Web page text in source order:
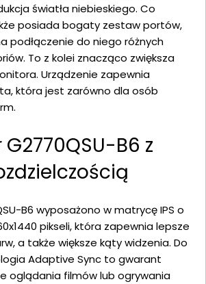
światła niebieskiego. Co
posiada bogaty zestaw portów,
podłączenie do niego różnych
To z kolei znacząco zwiększa
Urządzenie zapewnia
która jest zarówno dla osób
B6 z
B6 wyposażono w matrycę IPS o
pikseli, która zapewnia lepsze
a także większe kąty widzenia. Do
Adaptive Sync to gwarant
oglądania filmów lub ogrywania